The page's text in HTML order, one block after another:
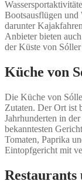
Bootsausflügen und
darunter
Anbieter bieten
der Küste von
Küche von
Die Küche von
Zutaten. Der Ort ist
Jahrhunderten in
bekanntesten
Tomaten, Paprika
Eintopfgericht mit
Restaurants